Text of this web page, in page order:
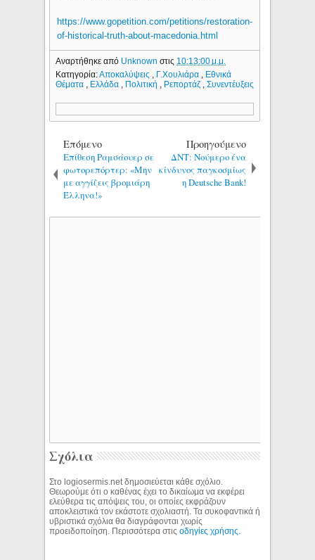
https://www.gopetition.com/petitions/restoration-
of-historical-truth-about-macedonia.html
Αναρτήθηκε από Unknownστις 10:13:00 μ.μ.
Κατηγορία:Αποκαλύψεις , Γ.Χουλιάρα , Εθνικά
Θέματα , Ελλάδα , Πολιτική , Ρεπορτάζ ,Συνεντέυξεις
Επόμενο
Επίθεση Ραμσάουερ σε
φωτορεπόρτερ: «Μην
με αγγίζεις βρομιάρη
Έλληνα!»
Προηγούμενο
ΔΝΤ: Νούμερο ένα
κίνδυνος παγκοσμίως
η Deutsche Bank!
Σχόλια
Στο logiosermis.net δημοσιεύεται κάθε σχόλιο.
Θεωρούμε ότι ο καθένας έχει το δικαίωμα να εκφέρει
ελεύθερα τις απόψεις του, οι οποίες εκφράζουν
αποκλειστικά τον εκάστοτε σχολιαστή. Τα συκοφαντικά ή
υβριστικά σχόλια θα διαγράφονται χωρίς
προειδοποίηση. Περισσότερα στιςοδηγίες χρήσης.